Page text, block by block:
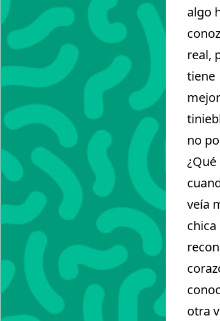
algo
real,
tiene
no
veía
chica
otra